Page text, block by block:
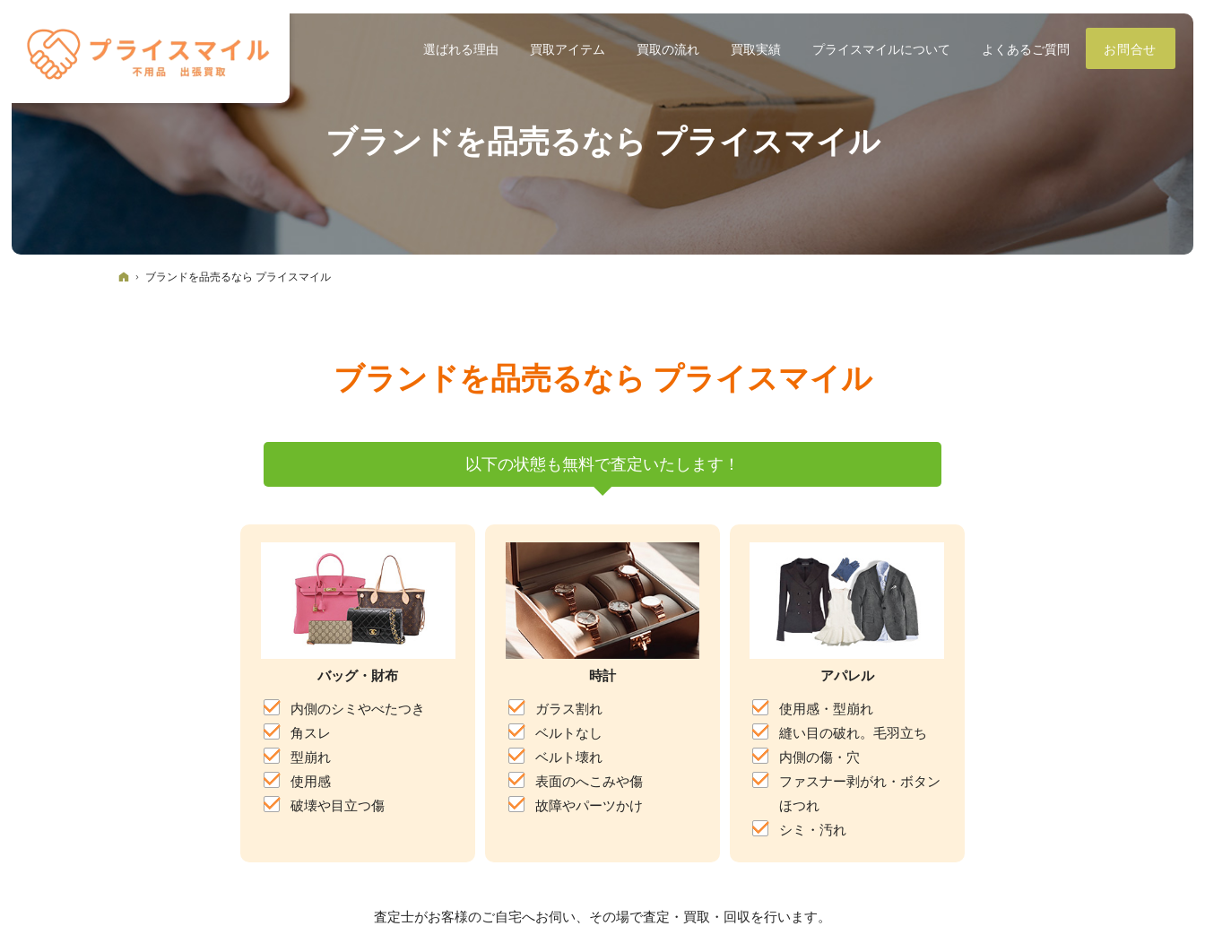
ブランドを品売るなら プライスマイル
ホーム
ブランドを品売るなら プライスマイル
ブランドを品売るなら プライスマイル
以下の状態も無料で査定いたします！
バッグ・財布
内側のシミやべたつき
角スレ
型崩れ
使用感
破壊や目立つ傷
時計
ガラス割れ
ベルトなし
ベルト壊れ
表面のへこみや傷
故障やパーツかけ
アパレル
使用感・型崩れ
縫い目の破れ。毛羽立ち
内側の傷・穴
ファスナー剥がれ・ボタン
ほつれ
シミ・汚れ
査定士がお客様のご自宅へお伺い、 その場で査定・買取・回収を行います。
選ばれる理由 買取アイテム 買取の流れ 買取実績 プライスマイルについて よくあるご質問 お問合せ